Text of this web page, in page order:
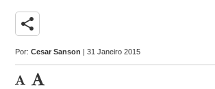
share
Por:Cesar Sanson | 31 Janeiro 2015